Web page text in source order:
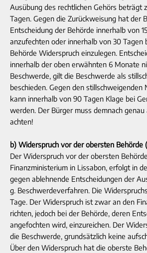
Ausübung des rechtlichen Gehörs beträgt
Tagen. Gegen die Zurückweisung hat der
Entscheidung der Behörde innerhalb von
anzufechten oder innerhalb von 30 Tagen
Behörde Widerspruch einzulegen.
innerhalb der oben erwähnten 6 Monate
Beschwerde, gilt die Beschwerde als
beschieden. Gegen den stillschweigenden
kann innerhalb von 90 Tagen Klage bei
werden. Der Bürger muss demnach
achten!
b) Widerspruch vor der obersten Behörde (
Der Widerspruch vor der obersten
Finanzministerium in Lissabon, erfolgt in
gegen ablehnende Entscheidungen der
g. Beschwerdeverfahren. Die
Tage. Der Widerspruch ist zwar an den
richten, jedoch bei der Behörde, deren
angefochten wird, einzureichen. Der
die Beschwerde, grundsätzlich keine
Über den Widerspruch hat die oberste